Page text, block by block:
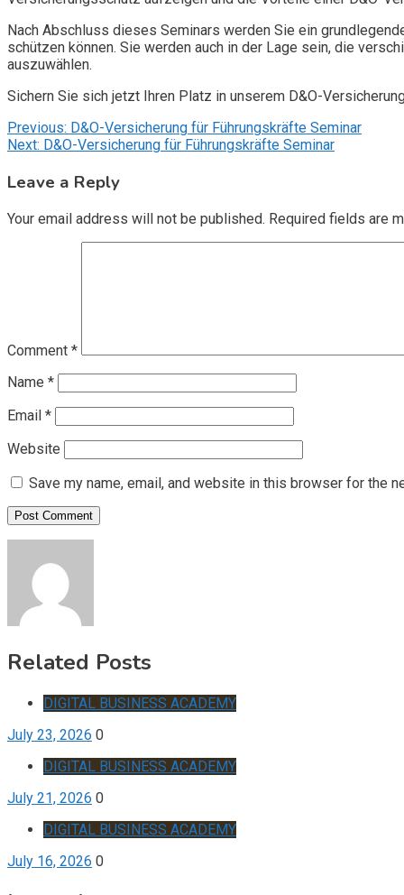
Nach Abschluss dieses Seminars werden Sie ein
schützen können. Sie werden auch in der Lage sein, die
auszuwählen.
Sichern Sie sich jetzt Ihren Platz in unserem D&O-
Post
navigation
Previous: D&O-Versicherung für Führungskräfte Seminar
Next: D&O-Versicherung für Führungskräfte Seminar
Leave a Reply
Your email address will not be published. Required fields are
Comment *
Name *
Email *
Website
Save my name, email, and website in this browser for the
Related Posts
DIGITAL BUSINESS ACADEMY
July 23, 2026 0
DIGITAL BUSINESS ACADEMY
July 21, 2026 0
DIGITAL BUSINESS ACADEMY
July 16, 2026 0